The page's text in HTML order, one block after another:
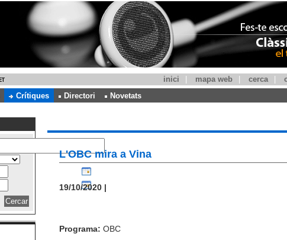
inici mapa web cerca
Crítiques Directori Novetats
L'OBC mira a Vina
19/10/2020 |
Programa: OBC